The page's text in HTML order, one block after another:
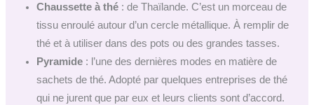
Chaussette à thé: de Thaïlande. C’est un morceau de
tissu enroulé autour d’un cercle métallique. À remplir de
thé et à utiliser dans des pots ou des grandes tasses.
Pyramide: l’une des dernières modes en matière de
sachets de thé. Adopté par quelques entreprises de thé
qui ne jurent que par eux et leurs clients sont d’accord.